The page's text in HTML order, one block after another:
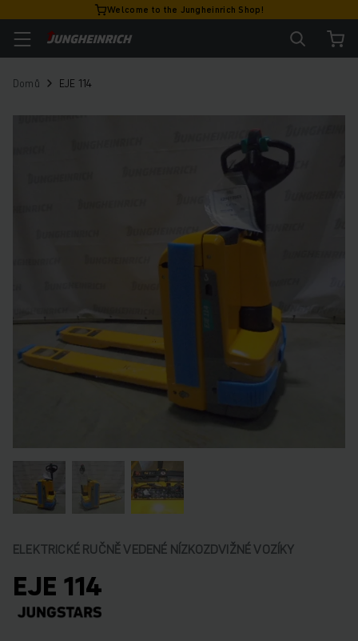
Welcome to the Jungheinrich Shop!
Domů EJE 114
ELEKTRICKÉ RUČNĚ VEDENÉ NÍZKOZDVIŽNÉ VOZÍKY
EJE 114